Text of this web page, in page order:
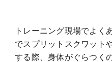
トレーニング現場でよく
でスプリットスクワット
する際、身体がぐらつく